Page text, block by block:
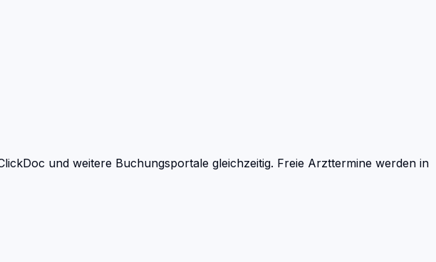
und weitere Buchungsportale gleichzeitig. Freie Arzttermine werden in